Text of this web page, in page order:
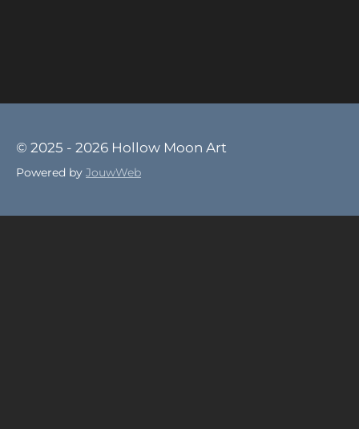
© 2025 - 2026 Hollow Moon Art
Powered by JouwWeb